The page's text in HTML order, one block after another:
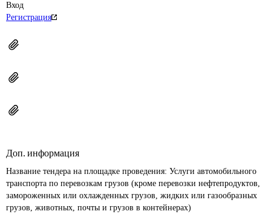
Вход
Регистрация
Доп. информация
Название тендера на площадке проведения: Услуги автомобильного
транспорта по перевозкам грузов (кроме перевозки нефтепродуктов,
замороженных или охлажденных грузов, жидких или газообразных
грузов, животных, почты и грузов в контейнерах)